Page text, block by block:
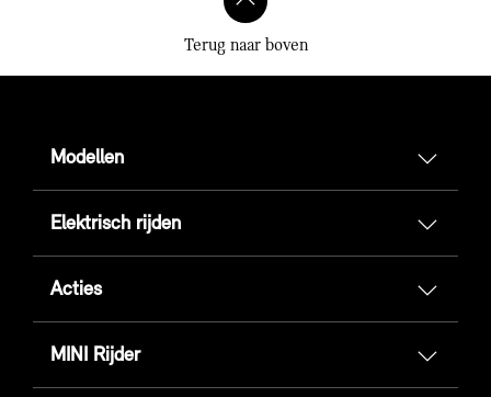
Terug naar boven
Modellen
Elektrisch rijden
Acties
MINI Rijder